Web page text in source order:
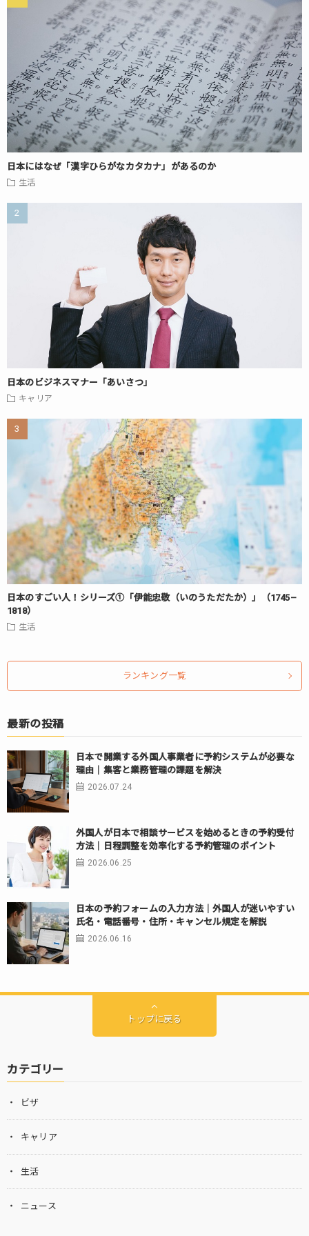
日本にはなぜ「漢字ひらがなカタカナ」があるのか
生活
日本のビジネスマナー「あいさつ」
キャリア
日本のすごい人！シリーズ①「伊能忠敬（いのうただたか）」（1745–
1818）
生活
ランキング一覧
最新の投稿
日本で開業する外国人事業者に予約システムが必要な
理由｜集客と業務管理の課題を解決
2026.07.24
外国人が日本で相談サービスを始めるときの予約受付
方法｜日程調整を効率化する予約管理のポイント
2026.06.25
日本の予約フォームの入力方法｜外国人が迷いやすい
氏名・電話番号・住所・キャンセル規定を解説
2026.06.16
トップに戻る
カテゴリー
ビザ
キャリア
生活
ニュース